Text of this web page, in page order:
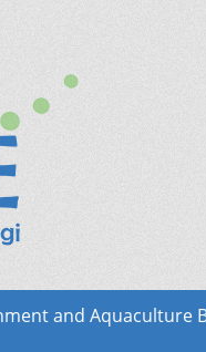
and Aquaculture